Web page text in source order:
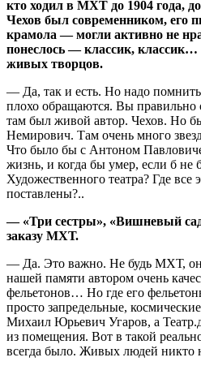
кто ходил в МХТ до 1904 года,
Чехов был современником, его
крамола — могли активно не
понеслось — классик, классик…
живых творцов.
— Да, так и есть. Но надо
плохо обращаются. Вы правильно
там был живой автор. Чехов. Но
Немирович. Там очень много
Что было бы с Антоном
жизнь, и когда бы умер, если б не
Художественного театра? Где
поставлены?..
— «Три сестры», «Вишневый
заказу МХТ.
— Да. Это важно. Не будь МХТ, он
нашей памяти автором очень
фельетонов… Но где его
просто запредельные,
Михаил Юрьевич Угаров, а
из помещения. Вот в такой
всегда было. Живых людей никто